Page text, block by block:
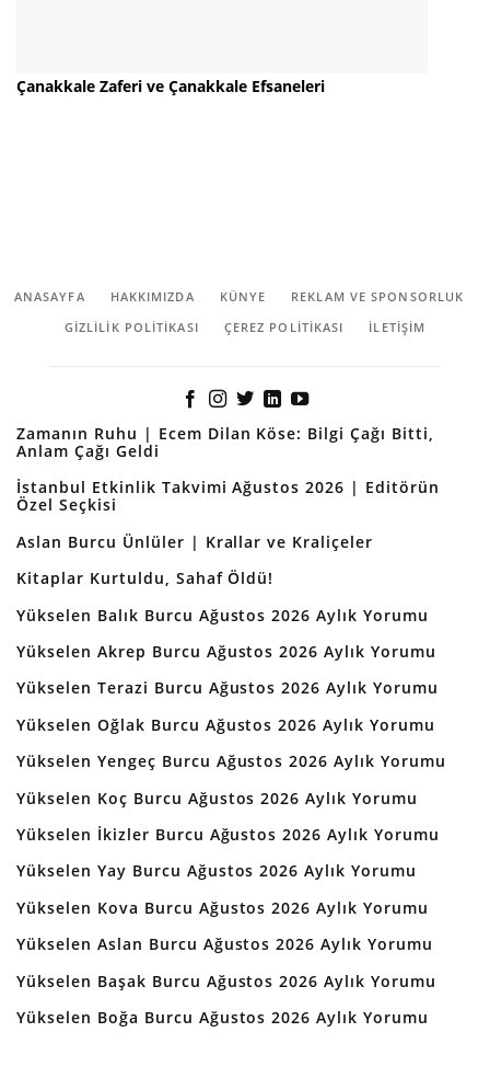
Çanakkale Zaferi ve Çanakkale Efsaneleri
ANASAYFA HAKKIMIZDA KÜNYE
REKLAM VE SPONSORLUK
GIZLILIK POLITIKASI
ÇEREZ POLITIKASI İLETİŞİM
Zamanın Ruhu | Ecem Dilan Köse: Bilgi Çağı Bitti,
Anlam Çağı Geldi
İstanbul Etkinlik Takvimi Ağustos 2026 | Editörün
Özel Seçkisi
Aslan Burcu Ünlüler | Krallar ve Kraliçeler
Kitaplar Kurtuldu, Sahaf Öldü!
Yükselen Balık Burcu Ağustos 2026 Aylık Yorumu
Yükselen Akrep Burcu Ağustos 2026 Aylık Yorumu
Yükselen Terazi Burcu Ağustos 2026 Aylık Yorumu
Yükselen Oğlak Burcu Ağustos 2026 Aylık Yorumu
Yükselen Yengeç Burcu Ağustos 2026 Aylık Yorumu
Yükselen Koç Burcu Ağustos 2026 Aylık Yorumu
Yükselen İkizler Burcu Ağustos 2026 Aylık Yorumu
Yükselen Yay Burcu Ağustos 2026 Aylık Yorumu
Yükselen Kova Burcu Ağustos 2026 Aylık Yorumu
Yükselen Aslan Burcu Ağustos 2026 Aylık Yorumu
Yükselen Başak Burcu Ağustos 2026 Aylık Yorumu
Yükselen Boğa Burcu Ağustos 2026 Aylık Yorumu